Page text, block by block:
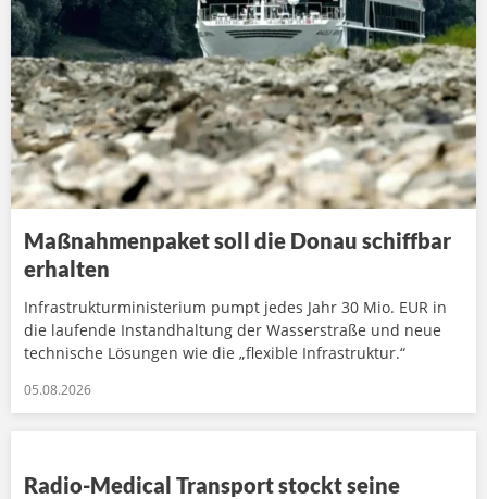
Maßnahmenpaket soll die Donau schiffbar
erhalten
Infrastrukturministerium pumpt jedes Jahr 30 Mio. EUR in
die laufende Instandhaltung der Wasserstraße und neue
technische Lösungen wie die „flexible Infrastruktur.“
05.08.2026
Radio-Medical Transport stockt seine